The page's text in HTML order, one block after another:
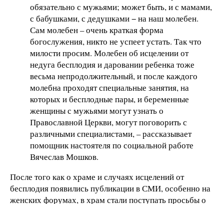
обязательно с мужьями; может быть, и с мамами,
с бабушками, с дедушками − на наш молебен.
Сам молебен – очень краткая форма
богослужения, никто не успеет устать. Так что
милости просим. Молебен об исцелении от
недуга бесплодия и даровании ребенка тоже
весьма непродолжительный, и после каждого
молебна проходят специальные занятия, на
которых и бесплодные пары, и беременные
женщины с мужьями могут узнать о
Православной Церкви, могут поговорить с
различными специалистами, – рассказывает
помощник настоятеля по социальной работе
Вячеслав Мошков.
После того как о храме и случаях исцелений от
бесплодия появились публикации в СМИ, особенно на
женских форумах, в храм стали поступать просьбы о